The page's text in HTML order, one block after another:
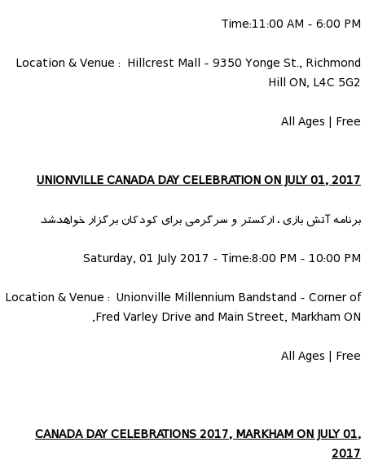
Time:11:00 AM - 6:00 PM
Location & Venue : Hillcrest Mall - 9350 Yonge St., Richmond
Hill ON, L4C 5G2
All Ages | Free
UNIONVILLE CANADA DAY CELEBRATION ON JULY 01, 2017
برنامه آتش بازی ، ارکستر و سرگرمی برای کودکان برگزار خواهدشد
Saturday, 01 July 2017 - Time:8:00 PM - 10:00 PM
Location & Venue : Unionville Millennium Bandstand - Corner of
Fred Varley Drive and Main Street, Markham ON,
All Ages | Free
CANADA DAY CELEBRATIONS 2017, MARKHAM ON JULY 01,
2017